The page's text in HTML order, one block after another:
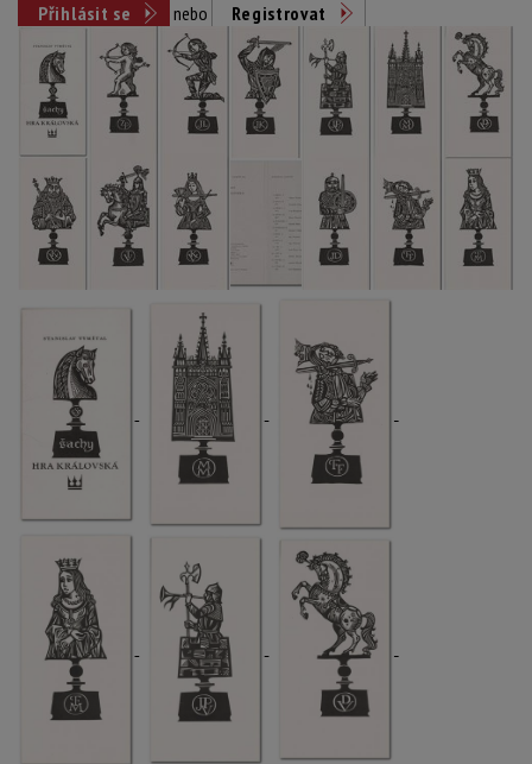
Přihlásit se
nebo Registrovat